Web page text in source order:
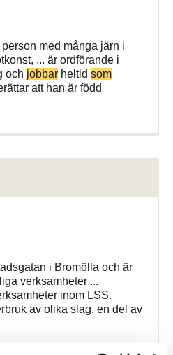
med många järn i
... är ordförande i
och jobbar heltid som
att han är född
i Bromölla och är
verksamheter ...
inom LSS.
av olika slag, en del av